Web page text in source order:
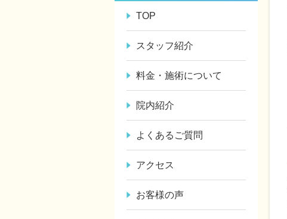
TOP
スタッフ紹介
料金・施術について
院内紹介
よくあるご質問
アクセス
お客様の声